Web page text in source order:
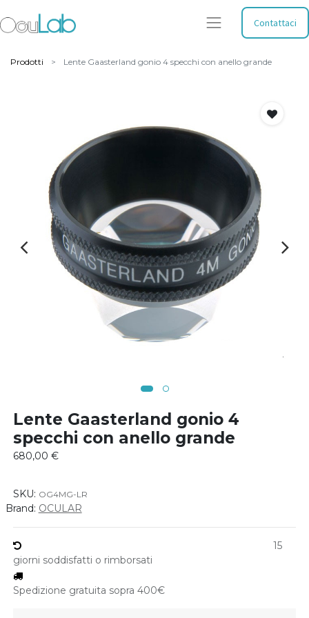
Contattaci
Prodotti Lente Gaasterland gonio 4 specchi con anello grande
Lente Gaasterland gonio 4
specchi con anello grande
680,00 €
SKU: OG4MG-LR
Brand: OCULAR
15
giorni soddisfatti o rimborsati
Spedizione gratuita sopra 400€